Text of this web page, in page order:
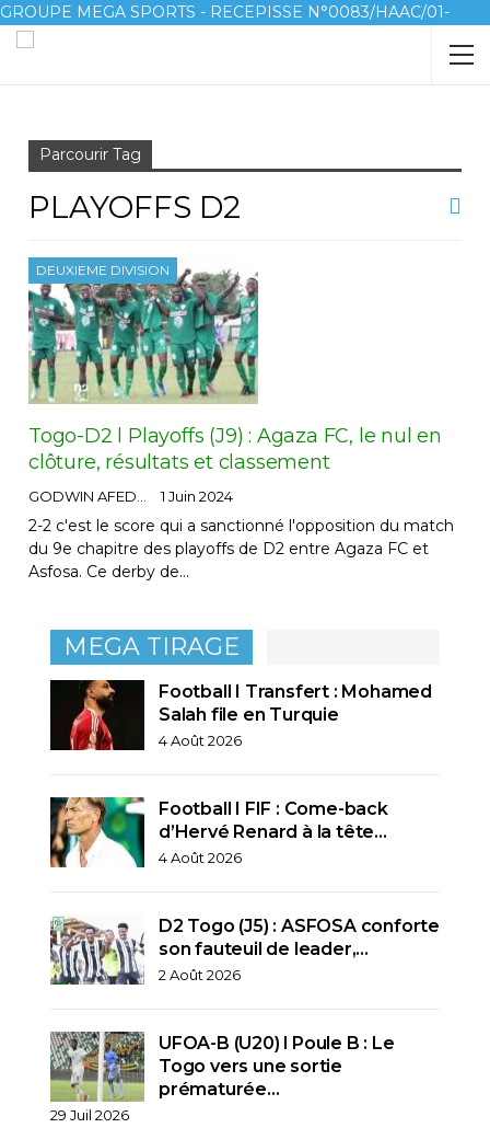
GROUPE MEGA SPORTS - RECEPISSE N°0083/HAAC/01-
2023/pl/P
Parcourir Tag
PLAYOFFS D2
DEUXIEME DIVISION
Togo-D2 l Playoffs (J9) : Agaza FC, le nul en
clôture, résultats et classement
1 Juin 2024
2-2 c'est le score qui a sanctionné l'opposition du match
du 9e chapitre des playoffs de D2 entre Agaza FC et
Asfosa. Ce derby de…
MEGA TIRAGE
Football I Transfert : Mohamed
Salah file en Turquie
4 Août 2026
Football I FIF : Come-back
d’Hervé Renard à la tête…
4 Août 2026
D2 Togo (J5) : ASFOSA conforte
son fauteuil de leader,…
2 Août 2026
UFOA-B (U20) l Poule B : Le
Togo vers une sortie
prématurée…
29 Juil 2026